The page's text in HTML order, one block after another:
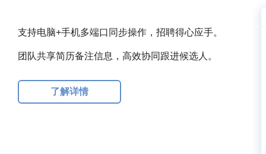
支持电脑+手机多端口同步操作，招聘得心应手。
团队共享简历备注信息，高效协同跟进候选人。
了解详情